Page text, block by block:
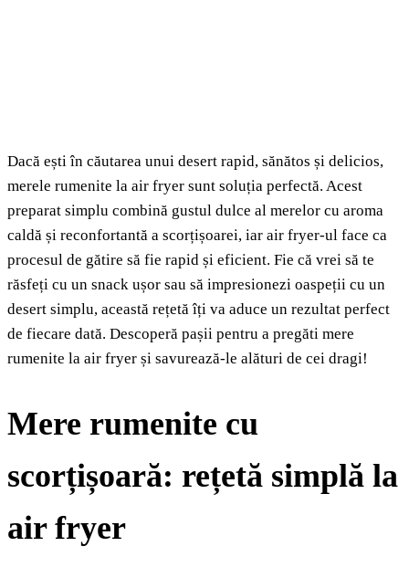
Dacă ești în căutarea unui desert rapid, sănătos și delicios,
merele rumenite la air fryer sunt soluția perfectă. Acest
preparat simplu combină gustul dulce al merelor cu aroma
caldă și reconfortantă a scorțișoarei, iar air fryer-ul face ca
procesul de gătire să fie rapid și eficient. Fie că vrei să te
răsfeți cu un snack ușor sau să impresionezi oaspeții cu un
desert simplu, această rețetă îți va aduce un rezultat perfect
de fiecare dată. Descoperă pașii pentru a pregăti mere
rumenite la air fryer și savurează-le alături de cei dragi!
Mere rumenite cu
scorțișoară: rețetă simplă la
air fryer